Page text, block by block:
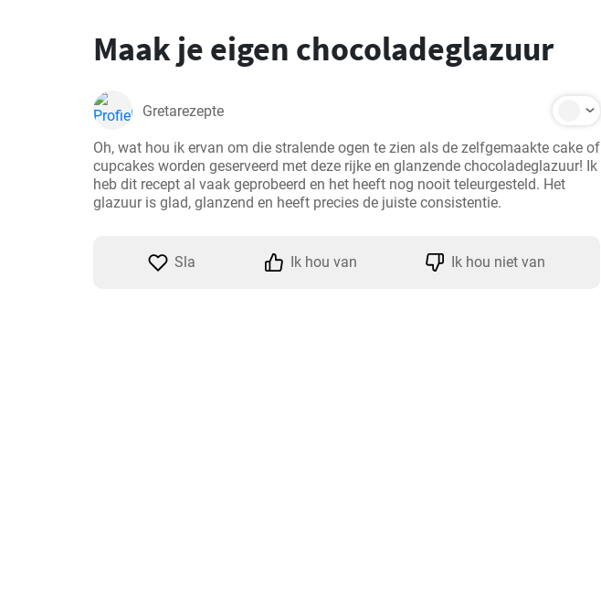
Maak je eigen chocoladeglazuur
Gretarezepte
Oh, wat hou ik ervan om die stralende ogen te zien als de zelfgemaakte cake of
cupcakes worden geserveerd met deze rijke en glanzende chocoladeglazuur! Ik
heb dit recept al vaak geprobeerd en het heeft nog nooit teleurgesteld. Het
glazuur is glad, glanzend en heeft precies de juiste consistentie.
Sla Ik hou van Ik hou niet van